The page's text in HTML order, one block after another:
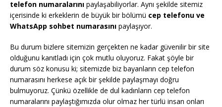
telefon numaralarını paylaşabiliyorlar. Aynı şekilde sitemiz
içerisinde ki erkeklerin de büyük bir bölümü cep telefonu ve
WhatsApp sohbet numarasını paylaşıyor.
Bu durum bizlere sitemizin gerçekten ne kadar güvenilir bir site
olduğunu kanıtladı için çok mutlu oluyoruz. Fakat şöyle bir
durum söz konusu ki; sitemizde biz bayanların cep telefon
numarasını herkese açık bir şekilde paylaşmayı doğru
bulmuyoruz. Çünkü özellikle de dul kadınların cep telefon
numaralarını paylaştığımızda olur olmaz her türlü insan onları